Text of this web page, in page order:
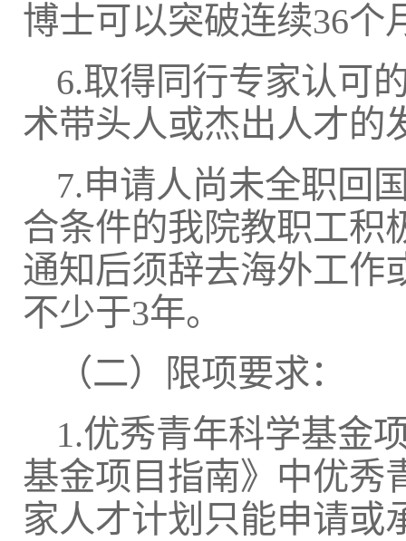
博士可以突破连续36个
6.取得同行专家认可
术带头人或杰出人才的
7.申请人尚未全职回
合条件的我院教职工积
通知后须辞去海外工作
不少于3年。
（二）限项要求：
1.优秀青年科学基金
基金项目指南》中优秀
家人才计划只能申请或